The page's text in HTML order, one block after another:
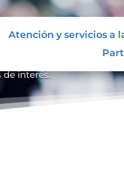
Atención y servicios a
de interés.